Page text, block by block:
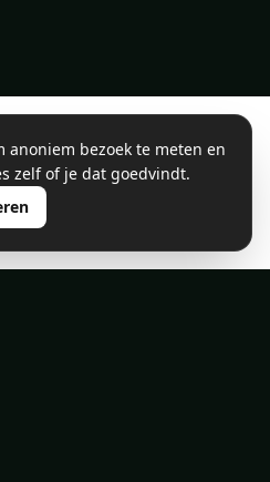
anoniem bezoek te meten en
zelf of je dat goedvindt.